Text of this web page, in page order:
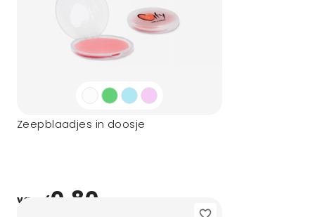
Zeepblaadjes in doosje
vanaf0,80